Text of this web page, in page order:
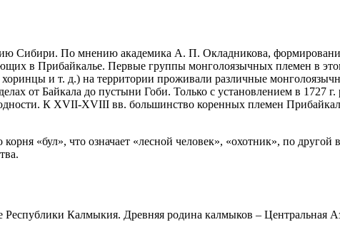
Сибири. По мнению академика А. П. Окладникова, формирование
в Прибайкалье. Первые группы монголоязычных племен в
и т. д.) на территории проживали различные
от Байкала до пустыни Гоби. Только с установлением в 1727
К XVII-XVIII вв. большинство коренных племен
«бул», что означает «лесной человек», «охотник», по другой
Калмыкия. Древняя родина калмыков – Центральная